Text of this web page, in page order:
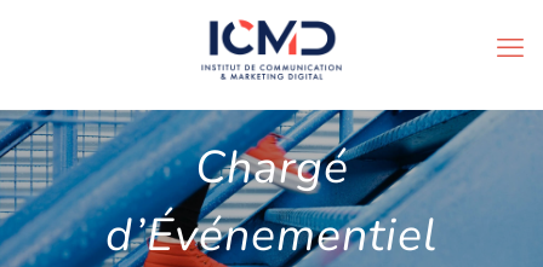
Chargé
d’Événementiel